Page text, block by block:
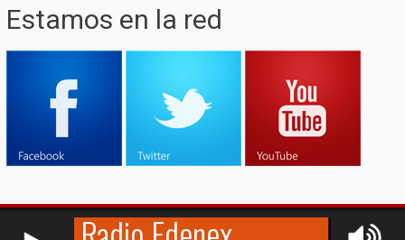
Estamos en la red
RCAST.NET
© (2009-2026)Edenex